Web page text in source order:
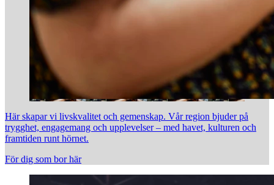
Här skapar vi livskvalitet och gemenskap. Vår region bjuder på
trygghet, engagemang och upplevelser – med havet, kulturen och
framtiden runt hörnet.
För dig som bor här